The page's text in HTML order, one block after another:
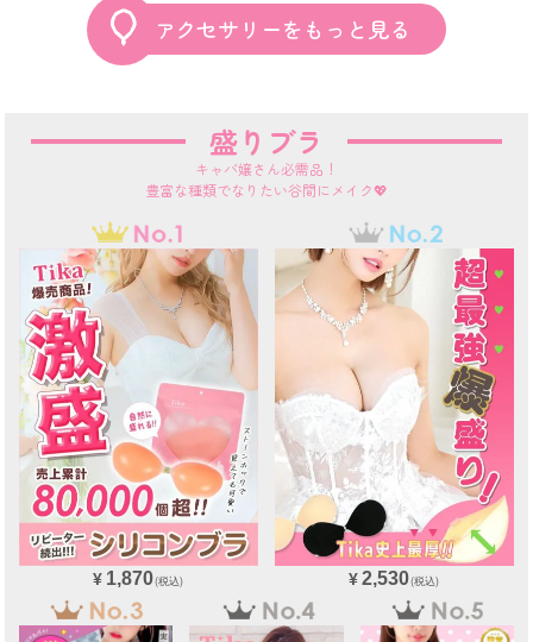
アクセサリーをもっと見る
盛りブラ
キャバ嬢さん必需品！
豊富な種類でなりたい谷間にメイク💖
¥ 1,870(税込) ¥2,530(税込)